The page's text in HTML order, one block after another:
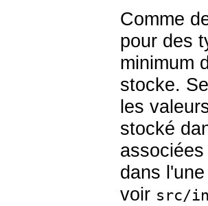
Comme
pour des
minimum
stocke.
les
stocké
dans
voir src/